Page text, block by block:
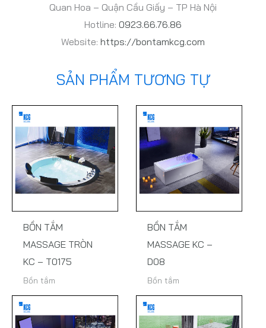
Quan Hoa – Quận Cầu Giấy – TP Hà Nội
Hotline: 0923.66.76.86
Website: https://bontamkcg.com
SẢN PHẨM TƯƠNG TỰ
BỒN TẮM
MASSAGE TRÒN
KC – T0175
Bồn tắm
BỒN TẮM
MASSAGE KC –
D08
Bồn tắm